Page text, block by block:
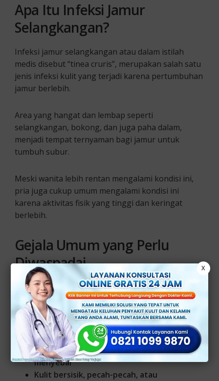
Apa Itu Infeksi Jamur
Selangkangan?
Infeksi jamur selangkangan atau dalam istilah
medis disebut “tinea cruris”, merupakan salah satu
jenis infeksi kulit yang terjadi karena pertumbuhan
jamur berlebih.
Area yang hangat dan lembap seperti
selangkangan, bokong, dan juga paha dalam,
menjadi tempat ternyaman bagi jamur untuk
tumbuh subur.
Meski wanita lebih rentan mengalami kondisi ini,
pria juga cukup umum mengalami kondisi ini
karena aktivitas fisik yang tinggi dan keringat
berlebih.
Gejala Umum yang Perlu
Diwaspadai
Ada beberapa gejala infeksi jamur selangkangan
yang perlu diwaspadai oleh pria. Berikut di
antaranya:
Gatal hebat di area selangkangan
Ruam merah berbentuk melingkat atau
menyebar
Kulit bersisik, pecah-pecah, atau
X